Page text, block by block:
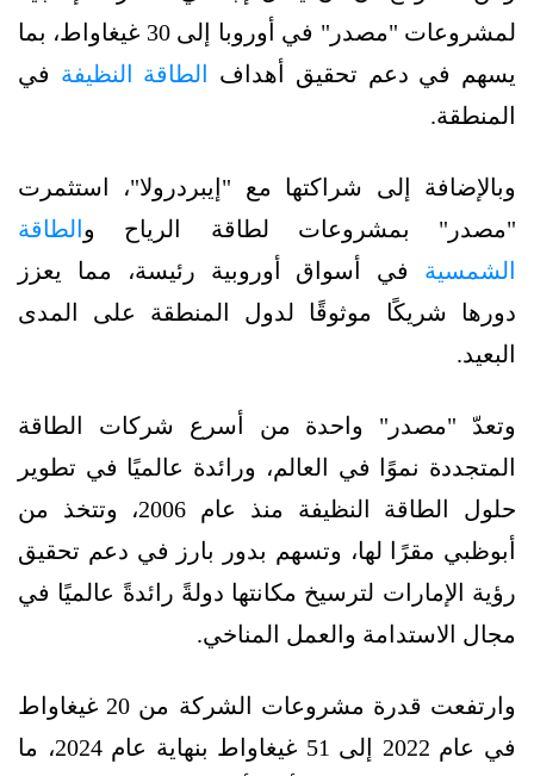
لمشروعات "مصدر" في أوروبا إلى 30 غيغاواط، بما
يسهم في دعم تحقيق أهداف الطاقة النظيفة في
المنطقة.
وبالإضافة إلى شراكتها مع "إيبردرولا"، استثمرت
"مصدر" بمشروعات لطاقة الرياح و الطاقة
الشمسية في أسواق أوروبية رئيسة، مما يعزز
دورها شريكًا موثوقًا لدول المنطقة على المدى
البعيد.
وتعدّ "مصدر" واحدة من أسرع شركات الطاقة
المتجددة نموًا في العالم، ورائدة عالميًا في تطوير
حلول الطاقة النظيفة منذ عام 2006، وتتخذ من
أبوظبي مقرًا لها، وتسهم بدور بارز في دعم تحقيق
رؤية الإمارات لترسيخ مكانتها دولةً رائدةً عالميًا في
مجال الاستدامة والعمل المناخي.
وارتفعت قدرة مشروعات الشركة من 20 غيغاواط
في عام 2022 إلى 51 غيغاواط بنهاية عام 2024، ما